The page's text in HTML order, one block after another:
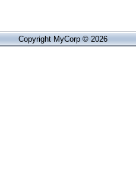
Copyright MyCorp © 2026